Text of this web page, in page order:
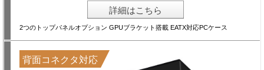
詳細はこちら
2つのトップパネルオプション GPUブラケット搭載 EATX対応PCケース
背面コネクタ対応